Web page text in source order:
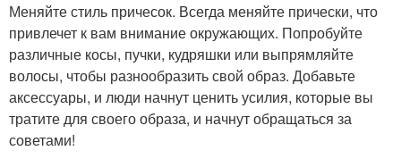
Меняйте стиль причесок. Всегда меняйте прически, что
привлечет к вам внимание окружающих. Попробуйте
различные косы, пучки, кудряшки или выпрямляйте
волосы, чтобы разнообразить свой образ. Добавьте
аксессуары, и люди начнут ценить усилия, которые вы
тратите для своего образа, и начнут обращаться за
советами!